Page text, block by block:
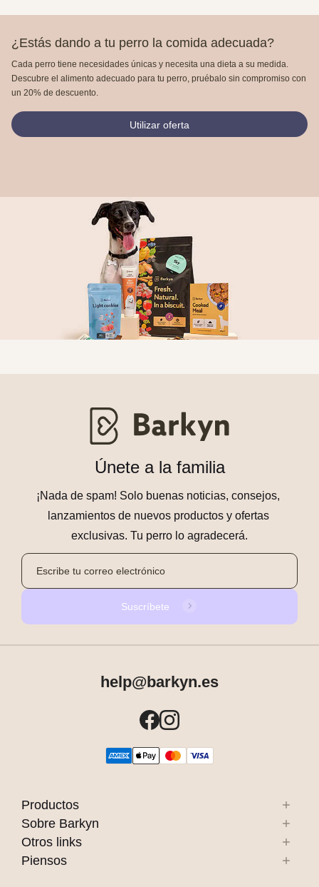
¿Estás dando a tu perro la comida adecuada?
Cada perro tiene necesidades únicas y necesita una dieta a su medida.
Descubre el alimento adecuado para tu perro, pruébalo sin compromiso con
un 20% de descuento.
Utilizar oferta
Únete a la familia
¡Nada de spam! Solo buenas noticias, consejos,
lanzamientos de nuevos productos y ofertas
exclusivas. Tu perro lo agradecerá.
Suscríbete
help@barkyn.es
Productos
Sobre Barkyn
Otros links
Piensos